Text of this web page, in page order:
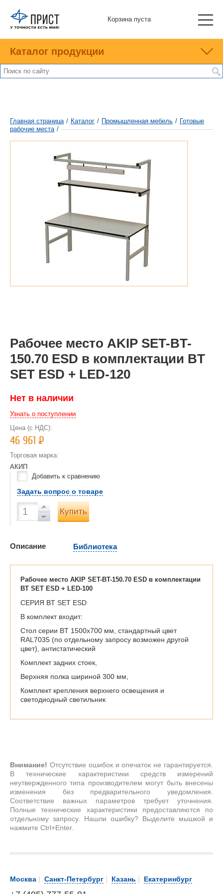
Корзина пуста
Каталог продукции
Главная страница / Каталог / Промышленная мебель / Готовые
рабочие места /
Рабочее место AKIP SET-BT-
150.70 ESD в комплектации BT
SET ESD + LED-120
Нет в наличии
Узнать о поступлении
Цена (с НДС):
46 961Р
Торговая марка:
АКИП
Добавить к сравнению
Задать вопрос о товаре
Купить
Описание Библиотека
Рабочее место AKIP SET-BT-150.70 ESD в комплектации
BT SET ESD + LED-100
СЕРИЯ BT SET ESD
В комплект входит:
Стол серии BT 1500х700 мм, стандартный цвет
RAL7035 (по отдельному запросу возможен другой
цвет), антистатический
Комплект задних стоек,
Верхняя полка шириной 300 мм,
Комплект крепления верхнего освещения и
светодиодный светильник
Внимание! Отсутствие ошибок и опечаток не гарантируется.
В технические характеристики средств измерений
неутвержденного типа производителем могут быть внесены
изменения без предварительного уведомления.
Соответствие важных параметров требует уточнения.
Полные технические характеристики предоставляются по
отдельному запросу. Нашли ошибку? Выделите мышкой и
нажмите Ctrl+Enter.
Москва | Санкт-Петербург | Казань | Екатеринбург